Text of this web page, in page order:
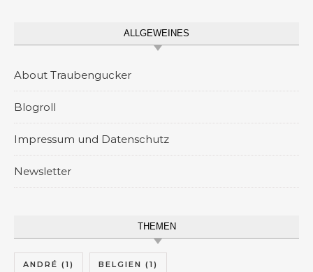
ALLGEWEINES
About Traubengucker
Blogroll
Impressum und Datenschutz
Newsletter
THEMEN
ANDRÉ (1) BELGIEN (1)